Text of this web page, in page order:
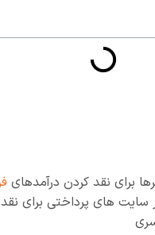
برای نقد کردن درآمدهای
های پرداختی برای